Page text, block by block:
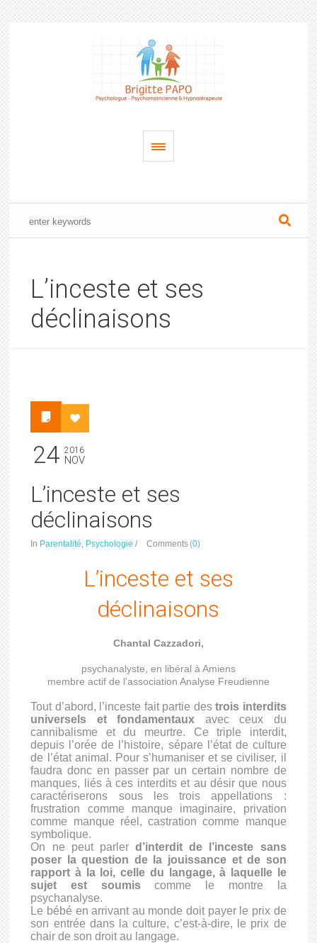
L’inceste et ses
déclinaisons
24 2016
NOV
L’inceste et ses
déclinaisons
In Parentalité, Psychologie / Comments(0)
L’inceste et ses
déclinaisons
Chantal Cazzadori,
psychanalyste, en libéral à Amiens
membre actif de l’association Analyse Freudienne
Tout d’abord, l’inceste fait partie destrois interdits
universels et fondamentaux avec ceux du
cannibalisme et du meurtre. Ce triple interdit,
depuis l’orée de l’histoire, sépare l’état de culture
de l’état animal. Pour s’humaniser et se civiliser, il
faudra donc en passer par un certain nombre de
manques, liés à ces interdits et au désir que nous
caractériserons sous les trois appellations :
frustration comme manque imaginaire, privation
comme manque réel, castration comme manque
symbolique.
On ne peut parlerd’interdit de l’inceste sans
poser la question de la jouissance et de son
rapport à la loi, celle du langage, à laquelle le
sujet est soumiscomme le montre la
psychanalyse.
Le bébé en arrivant au monde doit payer le prix de
son entrée dans la culture, c’est-à-dire, le prix de
chair de son droit au langage.